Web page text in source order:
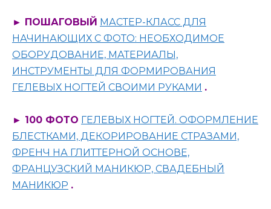
► ПОШАГОВЫЙ МАСТЕР-КЛАСС ДЛЯ
НАЧИНАЮЩИХ С ФОТО: НЕОБХОДИМОЕ
ОБОРУДОВАНИЕ, МАТЕРИАЛЫ,
ИНСТРУМЕНТЫ ДЛЯ ФОРМИРОВАНИЯ
ГЕЛЕВЫХ НОГТЕЙ СВОИМИ РУКАМИ .
► 100 ФОТО ГЕЛЕВЫХ НОГТЕЙ. ОФОРМЛЕНИЕ
БЛЕСТКАМИ, ДЕКОРИРОВАНИЕ СТРАЗАМИ,
ФРЕНЧ НА ГЛИТТЕРНОЙ ОСНОВЕ,
ФРАНЦУЗСКИЙ МАНИКЮР, СВАДЕБНЫЙ
МАНИКЮР .